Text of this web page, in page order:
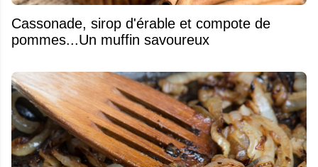
​Cassonade, sirop d'érable et compote de
pommes...Un muffin savoureux